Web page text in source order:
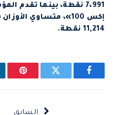
7،991 نقطة، بينما تقدم
11,214 نقطة.
فيسبوك تويتر
السابق